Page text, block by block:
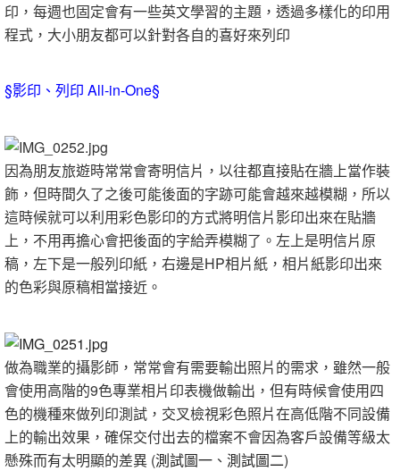
印，每週也固定會有一些英文學習的主題，透過多樣化的印用
程式，大小朋友都可以針對各自的喜好來列印
§影印、列印 All-in-One§
因為朋友旅遊時常常會寄明信片，以往都直接貼在牆上當作裝
飾，但時間久了之後可能後面的字跡可能會越來越模糊，所以
這時候就可以利用彩色影印的方式將明信片影印出來在貼牆
上，不用再擔心會把後面的字給弄模糊了。左上是明信片原
稿，左下是一般列印紙，右邊是HP相片紙，相片紙影印出來
的色彩與原稿相當接近。
做為職業的攝影師，常常會有需要輸出照片的需求，雖然一般
會使用高階的9色專業相片印表機做輸出，但有時候會使用四
色的機種來做列印測試，交叉檢視彩色照片在高低階不同設備
上的輸出效果，確保交付出去的檔案不會因為客戶設備等級太
懸殊而有太明顯的差異 (測試圖一 、 測試圖二)